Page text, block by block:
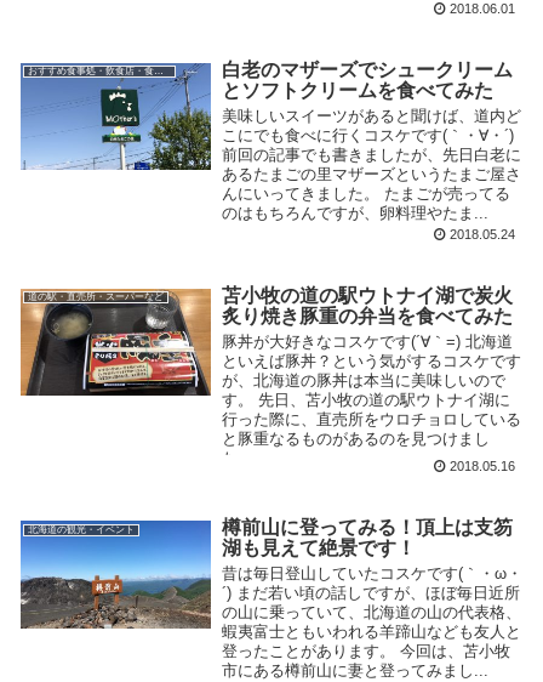
2018.06.01
おすすめ食事処・飲食店・食べ物
白老のマザーズでシュークリーム
とソフトクリームを食べてみた
美味しいスイーツがあると聞けば、道内ど
こにでも食べに行くコスケです(｀・∀・´)
前回の記事でも書きましたが、先日白老に
あるたまごの里マザーズというたまご屋さ
んにいってきました。 たまごが売ってる
のはもちろんですが、卵料理やたま...
2018.05.24
道の駅・直売所・スーパーなど
苫小牧の道の駅ウトナイ湖で炭火
炙り焼き豚重の弁当を食べてみた
豚丼が大好きなコスケです(´∀｀=) 北海道
といえば豚丼？という気がするコスケです
が、北海道の豚丼は本当に美味しいので
す。 先日、苫小牧の道の駅ウトナイ湖に
行った際に、直売所をウロチョロしている
と豚重なるものがあるのを見つけまし
た。...
2018.05.16
北海道の観光・イベント
樽前山に登ってみる！頂上は支笏
湖も見えて絶景です！
昔は毎日登山していたコスケです(｀・ω・
´) まだ若い頃の話しですが、ほぼ毎日近所
の山に乗っていて、北海道の山の代表格、
蝦夷富士ともいわれる羊蹄山なども友人と
登ったことがあります。 今回は、苫小牧
市にある樽前山に妻と登ってみまし...